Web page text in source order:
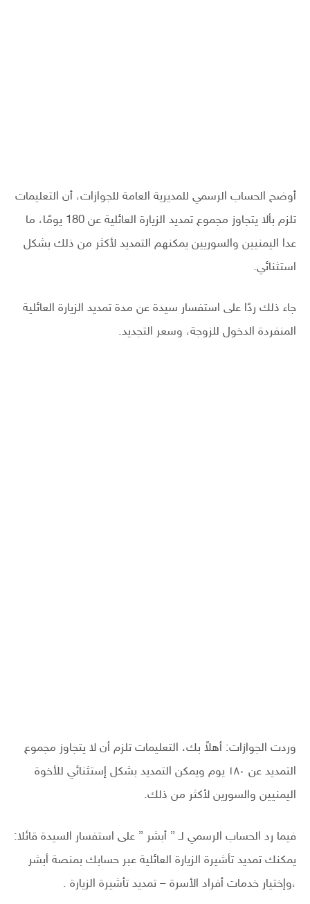
أوضح الحساب الرسمي للمديرية العامة للجوازات، أن التعليمات
تلزم بألا يتجاوز مجموع تمديد الزيارة العائلية عن 180 يومًا، ما
عدا اليمنيين والسوريين يمكنهم التمديد لأكثر من ذلك بشكل
استثنائي.
جاء ذلك ردًا على استفسار سيدة عن مدة تمديد الزيارة العائلية
المنفردة الدخول للزوجة، وسعر التجديد.
وردت الجوازات: أهلاً بك، التعليمات تلزم أن لا يتجاوز مجموع
التمديد عن ١٨٠ يوم ويمكن التمديد بشكل إستثنائي للأخوة
اليمنيين والسورين لأكثر من ذلك.
فيما رد الحساب الرسمي لـ ” أبشر ” على استفسار السيدة قائلا:
يمكنك تمديد تأشيرة الزيارة العائلية عبر حسابك بمنصة أبشر
،وإختيار خدمات أفراد الأسرة – تمديد تأشيرة الزيارة .